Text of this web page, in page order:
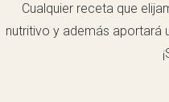
Cualquier receta que
nutritivo y además aportará